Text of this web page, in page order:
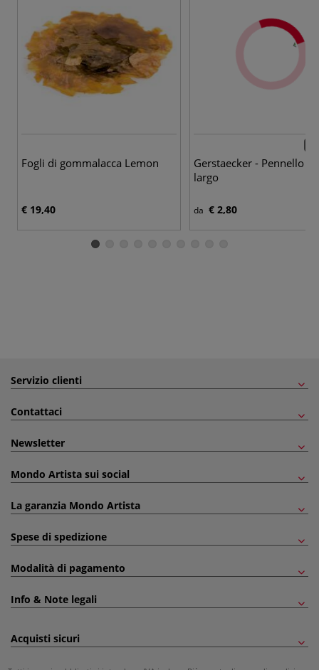
Fogli di gommalacca Lemon
€ 19,40
Gerstaecker - Pennello
largo
da € 2,80
Servizio clienti
Contattaci
Newsletter
Mondo Artista sui social
La garanzia Mondo Artista
Spese di spedizione
Modalità di pagamento
Info & Note legali
Acquisti sicuri